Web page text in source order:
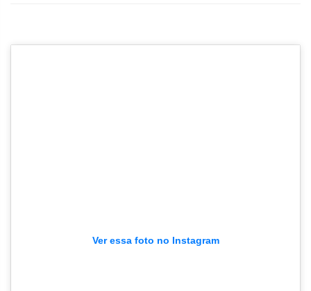
Ver essa foto no Instagram